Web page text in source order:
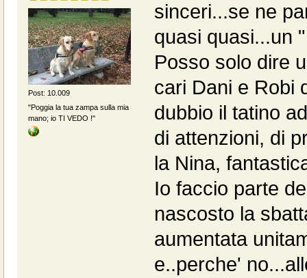
Post: 10.009
"Poggia la tua zampa sulla mia
mano; io TI VEDO !"
sinceri...se ne
quasi quasi...un
Posso solo dire
cari Dani e Robi
dubbio il tatino
di attenzioni, di
la Nina,
Io faccio parte
nascosto la
aumentata
e..perche'